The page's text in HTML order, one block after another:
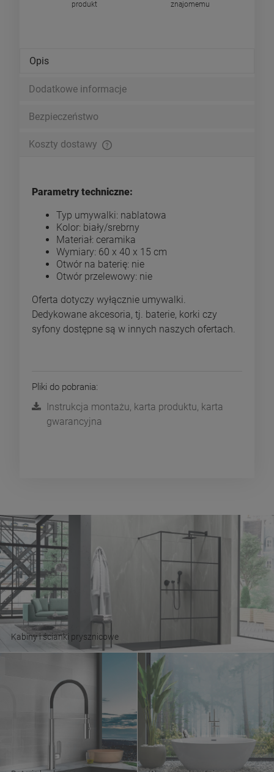
produkt
znajomemu
Opis
Dodatkowe informacje
Bezpieczeństwo
Koszty dostawy
Parametry techniczne:
Typ umywalki: nablatowa
Kolor: biały/srebrny
Materiał: ceramika
Wymiary: 60 x 40 x 15 cm
Otwór na baterię: nie
Otwór przelewowy: nie
Oferta dotyczy wyłącznie umywalki.
Dedykowane akcesoria, tj. baterie, korki czy
syfony dostępne są w innych naszych ofertach.
Pliki do pobrania:
Instrukcja montażu, karta produktu, karta
gwarancyjna
Kabiny i ścianki prysznicowe